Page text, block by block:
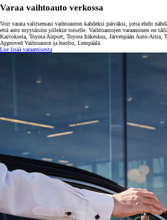
Varaa vaihtoauto verkossa
Voit varata valitsemasi vaihtoauton kahdeksi päiväksi, jotta ehdit
että auto myytäisiin jollekin toiselle. Vaihtoautojen varaaminen on
Kaivoksela, Toyota Airport, Toyota Itäkeskus, Järvenpään Auto-Arita,
Approved Vaihtoautot ja huolto, Lempäälä.
Lue lisää varaamisesta